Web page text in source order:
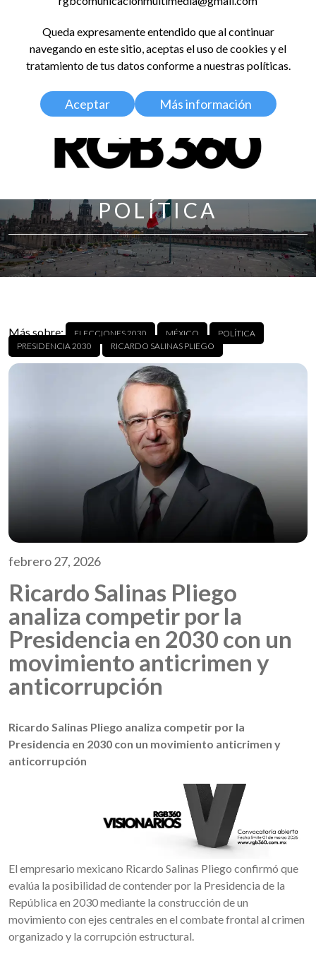
LinkedIn
RED GLOBAL
BALDOSA 360
POLÍTICA
Más sobre: ELECCIONES 2030 MÉXICO
POLÍTICA
PRESIDENCIA 2030
RICARDO SALINAS PLIEGO
febrero 27, 2026
Ricardo Salinas Pliego
analiza competir por la
Presidencia en 2030 con un
movimiento anticrimen y
anticorrupción
Ricardo Salinas Pliego analiza competir por la
Presidencia en 2030 con un movimiento anticrimen y
anticorrupción
El empresario mexicano Ricardo Salinas Pliego confirmó que
evalúa la posibilidad de contender por la Presidencia de la
República en 2030 mediante la construcción de un
movimiento con ejes centrales en el combate frontal al crimen
organizado y la corrupción estructural.
Queda expresamente entendido que al continuar
navegando en este sitio, aceptas el uso de cookies y el
tratamiento de tus datos conforme a nuestras políticas.
Aceptar Más información